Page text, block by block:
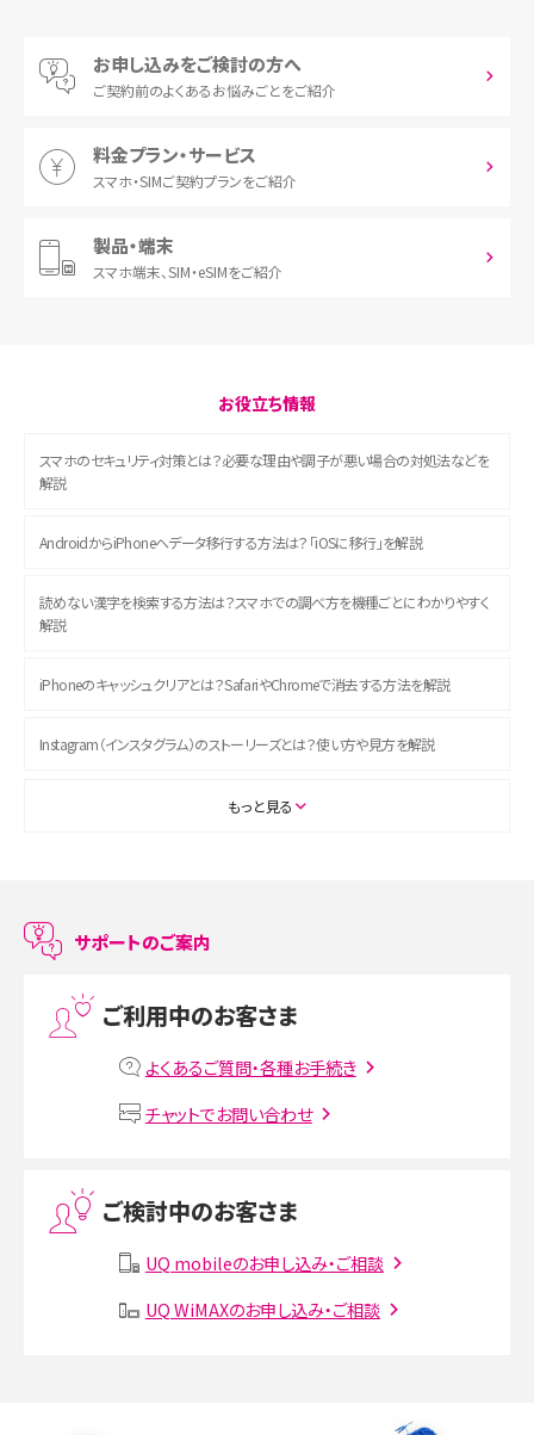
お申し込みをご検討の方へ
ご契約前のよくあるお悩みごとをご紹介
料金プラン・サービス
スマホ・SIMご契約プランをご紹介
製品・端末
スマホ端末、SIM・eSIMをご紹介
お役立ち情報
スマホのセキュリティ対策とは？必要な理由や調子が悪い場合の対処法などを
解説
AndroidからiPhoneへデータ移行する方法は？「iOSに移行」を解説
読めない漢字を検索する方法は？スマホでの調べ方を機種ごとにわかりやすく
解説
iPhoneのキャッシュクリアとは？SafariやChromeで消去する方法を解説
Instagram（インスタグラム）のストーリーズとは？使い方や見方を解説
ASMRとは？初心者向けの代表ジャンルや楽しみ方を解説
LINEで友だちを削除する方法は？方法ごとの影響や復活・復元する方法も解説
MNOとは？MVNOやMVNEとの違いやメリット・デメリットを解説
VPN接続とは？仕組みや必要性、メリット・デメリット、接続方法を解説
Instagram（インスタグラム）でスクショするとバレる？バレるケースや撮り方も解
SMSとは？料金やできること、注意点や届かない時の対処法を解説
iPhone 16eとiPhone SE（第3世代）の違いは？サイズやスペックを比較して解説
もっと見る
サポートのご案内
ご利用中のお客さま
よくあるご質問・各種お手続き
チャットでお問い合わせ
ご検討中のお客さま
UQ mobileのお申し込み・ご相談
UQ WiMAXのお申し込み・ご相談